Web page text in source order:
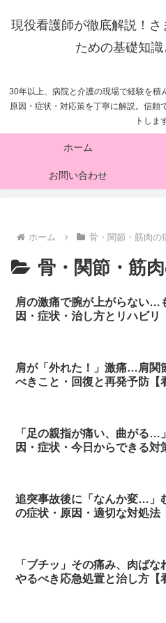
現役看護師が徹底解説！
ための基礎知
30年以上、病院と介護の現場で経験を積
原因・症状・対応策を丁寧に解説。信頼
トしま
ホーム
お問い合わせ
ホーム 骨・関節・筋肉の
骨・関節・筋
肩の激痛で腕が上がらない…
因・症状・治し方とリハビリ
肩が「外れた！」激痛…肩関
べきこと・回復と再発予防【
「足の親指が痛い、曲がる…
因・症状・今日からできる対
追突事故後に「なんか変…」
の症状・原因・適切な対処法
「ブチッ」その痛み、肉ば
やるべき応急処置と治し方【